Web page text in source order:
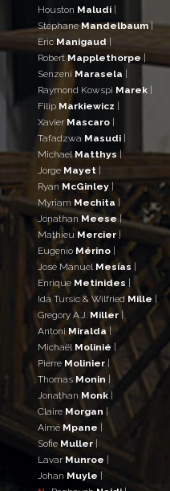
Houston Maludi |
StéphaneMandelbaum|
Eric Manigaud |
RobertMapplethorpe |
Senzeni Marasela |
Raymond Kowspi Marek |
Filip Markiewicz |
Xavier Mascaro |
Tafadzwa Masudi |
MichaelMatthys|
Jorge Mayet |
Ryan McGinley |
Myriam Mechita |
JonathanMeese|
Mathieu Mercier |
Eugenio Mérino |
José Manuel Mesías |
Enrique Metinides |
Ida Tursic & WilfriedMille |
Gregory A.J. Miller|
AntoniMiralda |
Michaël Molinié |
Pierre Molinier |
Thomas Monin |
Jonathan Monk|
Claire Morgan |
Aimé Mpane |
Sofie Muller |
Lavar Munroe |
Johan Muyle |